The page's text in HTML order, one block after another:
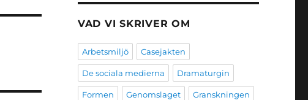
VAD VI SKRIVER OM
Arbetsmiljö Casejakten
De sociala medierna Dramaturgin
Formen Genomslaget Granskningen